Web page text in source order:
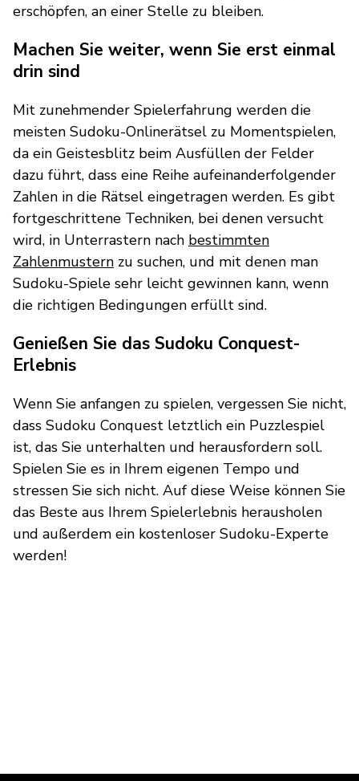
erschöpfen, an einer Stelle zu bleiben.
Machen Sie weiter, wenn Sie erst einmal
drin sind
Mit zunehmender Spielerfahrung werden die
meisten Sudoku-Onlinerätsel zu Momentspielen,
da ein Geistesblitz beim Ausfüllen der Felder
dazu führt, dass eine Reihe aufeinanderfolgender
Zahlen in die Rätsel eingetragen werden. Es gibt
fortgeschrittene Techniken, bei denen versucht
wird, in Unterrastern nach bestimmten
Zahlenmustern zu suchen, und mit denen man
Sudoku-Spiele sehr leicht gewinnen kann, wenn
die richtigen Bedingungen erfüllt sind.
Genießen Sie das Sudoku Conquest-
Erlebnis
Wenn Sie anfangen zu spielen, vergessen Sie nicht,
dass Sudoku Conquest letztlich ein Puzzlespiel
ist, das Sie unterhalten und herausfordern soll.
Spielen Sie es in Ihrem eigenen Tempo und
stressen Sie sich nicht. Auf diese Weise können Sie
das Beste aus Ihrem Spielerlebnis herausholen
und außerdem ein kostenloser Sudoku-Experte
werden!